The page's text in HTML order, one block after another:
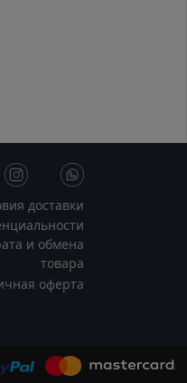
доставки
и обмена
товара
оферта